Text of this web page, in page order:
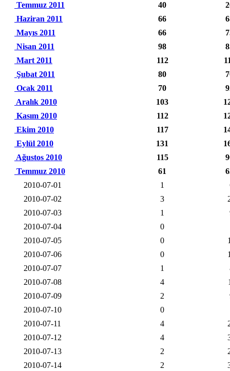
Temmuz 2011
40
Haziran 2011
66
Mayıs 2011
66
Nisan 2011
98
Mart 2011
112
Şubat 2011
80
Ocak 2011
70
Aralık 2010
103
Kasım 2010
112
Ekim 2010
117
Eylül 2010
131
Ağustos 2010
115
Temmuz 2010
61
2010-07-01
1
2010-07-02
3
2010-07-03
1
2010-07-04
0
2010-07-05
0
2010-07-06
0
2010-07-07
1
2010-07-08
4
2010-07-09
2
2010-07-10
0
2010-07-11
4
2010-07-12
4
2010-07-13
2
2010-07-14
2